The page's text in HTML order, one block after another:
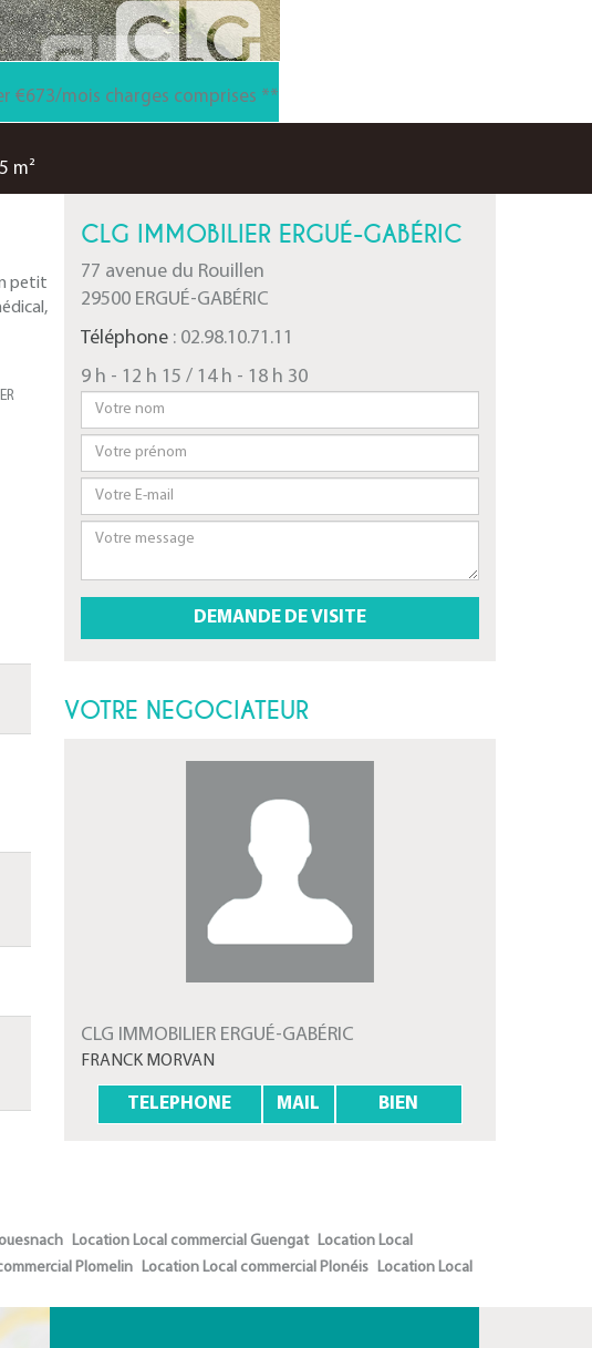
€673/mois charges comprises **
m²
petit
CLG IMMOBILIER ERGUÉ-GABÉRIC
77 avenue du Rouillen
29500 ERGUÉ-GABÉRIC
Téléphone : 02.98.10.71.11
9 h - 12 h 15 / 14 h - 18 h 30
VOTRE NEGOCIATEUR
CLG IMMOBILIER ERGUÉ-GABÉRIC
FRANCK MORVAN
TELEPHONE MAIL BIEN
Location Local commercial Guengat Location Local
Plomelin Location Local commercial Plonéis Location Local